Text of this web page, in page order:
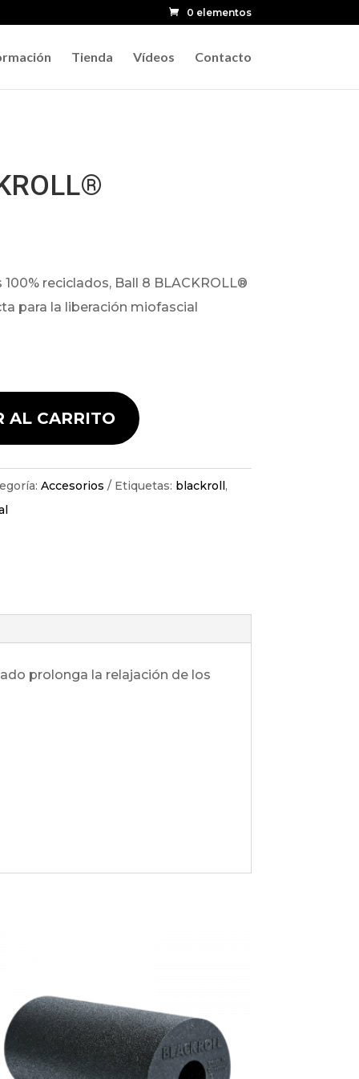
0 elementos
Tienda Vídeos Contacto
reciclados, Ball 8 BLACKROLL®
para la liberación miofascial
AL CARRITO
Accesorios Etiquetas: blackroll,
prolonga la relajación de los